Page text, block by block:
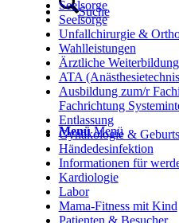
Suche
Menü Menü
Seelsorge
Seelsorge
Unfallchirurgie &
Wahlleistungen
Ärztliche Weiterbildung
ATA
Ausbildung zum/r
Fachrichtung
Entlassung
Gynäkologie &
Händedesinfektion
Informationen für
Kardiologie
Labor
Mama-Fitness mit Kind